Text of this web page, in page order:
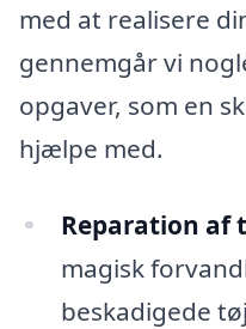
med at realisere
gennemgår vi
opgaver, som en
hjælpe med.
Reparation af
magisk
beskadigede